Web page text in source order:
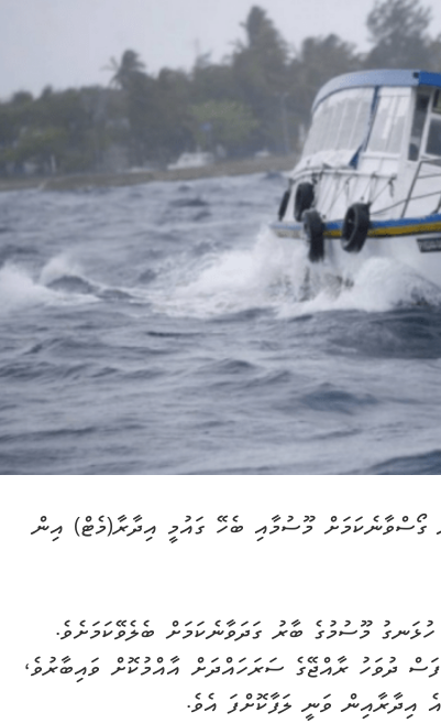
މޫސުމާއި ބެހޭ ގައުމީ އިދާރާ(މެޓް) އިން
މޫސުމުގެ ބާރު ގަދަވާނެކަމަށް ބެލެވޭކަމަށެވެ.
ދުވަހު ރާއްޖޭގެ ސަރަހައްދަށް އާއްމުކޮށް ވައިބާރުވެ،
އިދާރާއިން ވަނީ ލަފާކޮށްފަ އެވެ.